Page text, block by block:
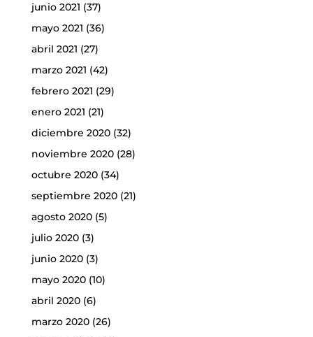
junio 2021 (37)
mayo 2021 (36)
abril 2021 (27)
marzo 2021 (42)
febrero 2021 (29)
enero 2021 (21)
diciembre 2020(32)
noviembre 2020(28)
octubre 2020(34)
septiembre 2020(21)
agosto 2020(5)
julio 2020(3)
junio 2020(3)
mayo 2020(10)
abril 2020(6)
marzo 2020(26)